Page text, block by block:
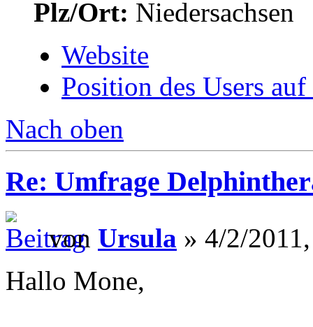
Plz/Ort: Niedersachsen
Website
Position des Users
Nach oben
Re: Umfrage
von Ursula » 4/2/
Hallo Mone,